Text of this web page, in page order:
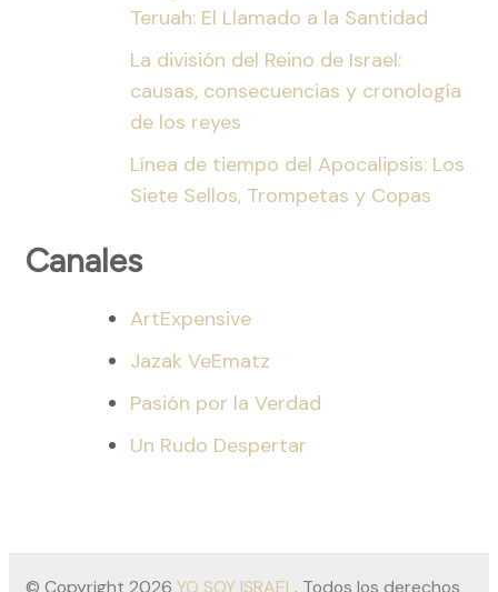
Teruah: El Llamado a la Santidad
La división del Reino de Israel:
causas, consecuencias y cronología
de los reyes
Línea de tiempo del Apocalipsis: Los
Siete Sellos, Trompetas y Copas
Canales
ArtExpensive
Jazak VeEmatz
Pasión por la Verdad
Un Rudo Despertar
© Copyright 2026 YO SOY ISRAEL . Todos los derechos